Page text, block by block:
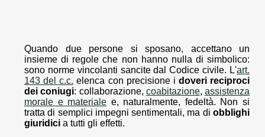
Quando due persone si sposano, accettano un
insieme di regole che non hanno nulla di simbolico:
sono norme vincolanti sancite dal Codice civile. L'art.
143 del c.c. elenca con precisione i doveri reciproci
dei coniugi: collaborazione, coabitazione, assistenza
morale e materiale e, naturalmente, fedeltà. Non si
tratta di semplici impegni sentimentali, ma di obblighi
giuridici a tutti gli effetti.